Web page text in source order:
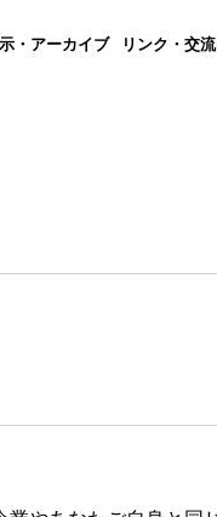
・アーカイブ リンク・交流